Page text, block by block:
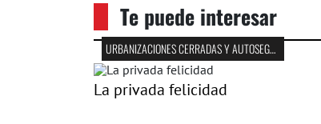
Te puede interesar
URBANIZACIONES CERRADAS Y AUTOSEGREGACIÓN
La privada felicidad